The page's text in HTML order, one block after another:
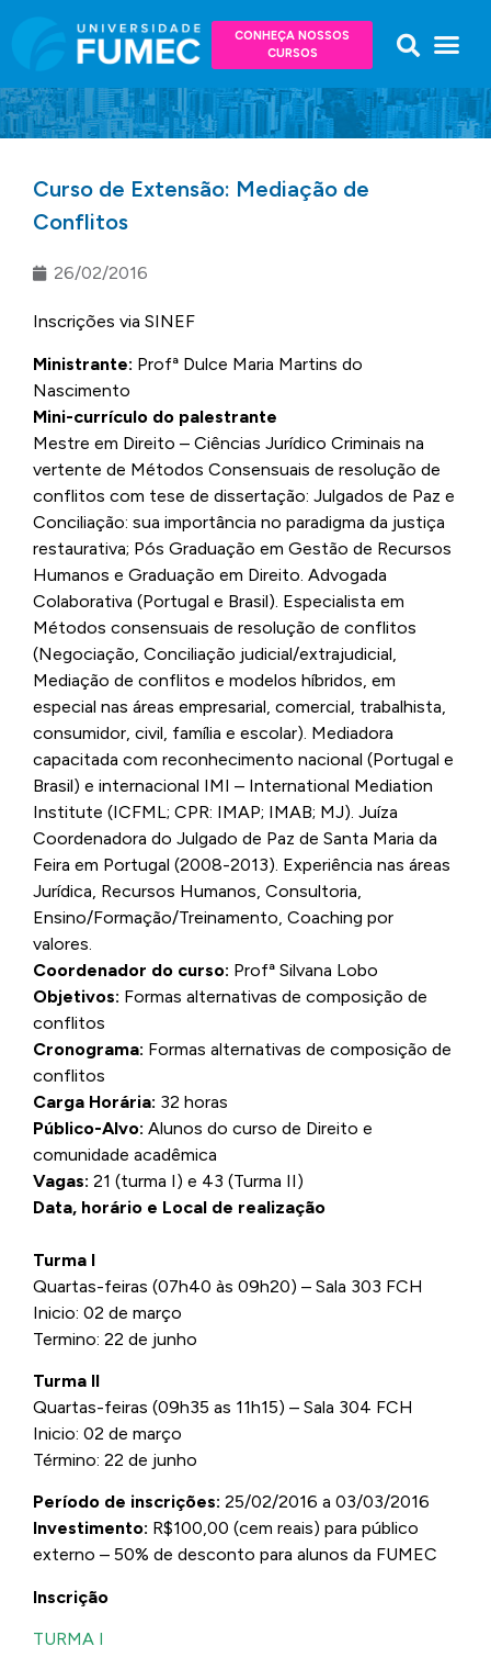
CONHEÇA NOSSOS
CURSOS
Curso de Extensão: Mediação de
Conflitos
26/02/2016
Inscrições via SINEF
Ministrante: Profª Dulce Maria Martins do
Nascimento
Mini-currículo do palestrante
Mestre em Direito – Ciências Jurídico Criminais na
vertente de Métodos Consensuais de resolução de
conflitos com tese de dissertação: Julgados de Paz e
Conciliação: sua importância no paradigma da justiça
restaurativa; Pós Graduação em Gestão de Recursos
Humanos e Graduação em Direito. Advogada
Colaborativa (Portugal e Brasil). Especialista em
Métodos consensuais de resolução de conflitos
(Negociação, Conciliação judicial/extrajudicial,
Mediação de conflitos e modelos híbridos, em
especial nas áreas empresarial, comercial, trabalhista,
consumidor, civil, família e escolar). Mediadora
capacitada com reconhecimento nacional (Portugal e
Brasil) e internacional IMI – International Mediation
Institute (ICFML; CPR: IMAP; IMAB; MJ). Juíza
Coordenadora do Julgado de Paz de Santa Maria da
Feira em Portugal (2008-2013). Experiência nas áreas
Jurídica, Recursos Humanos, Consultoria,
Ensino/Formação/Treinamento, Coaching por
valores.
Coordenador do curso: Profª Silvana Lobo
Objetivos: Formas alternativas de composição de
conflitos
Cronograma: Formas alternativas de composição de
conflitos
Carga Horária: 32 horas
Público-Alvo: Alunos do curso de Direito e
comunidade acadêmica
Vagas: 21 (turma I) e 43 (Turma II)
Data, horário e Local de realização
Turma I
Quartas-feiras (07h40 às 09h20) – Sala 303 FCH
Inicio: 02 de março
Termino: 22 de junho
Turma II
Quartas-feiras (09h35 as 11h15) – Sala 304 FCH
Inicio: 02 de março
Término: 22 de junho
Período de inscrições: 25/02/2016 a 03/03/2016
Investimento: R$100,00 (cem reais) para público
externo – 50% de desconto para alunos da FUMEC
Inscrição
TURMA I